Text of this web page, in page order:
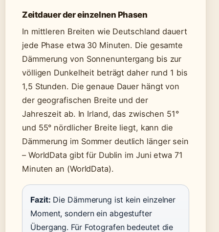
Zeitdauer der einzelnen Phasen
In mittleren Breiten wie Deutschland dauert
jede Phase etwa 30 Minuten. Die gesamte
Dämmerung von Sonnenuntergang bis zur
völligen Dunkelheit beträgt daher rund 1 bis
1,5 Stunden. Die genaue Dauer hängt von
der geografischen Breite und der
Jahreszeit ab. In Irland, das zwischen 51°
und 55° nördlicher Breite liegt, kann die
Dämmerung im Sommer deutlich länger sein
– WorldData gibt für Dublin im Juni etwa 71
Minuten an (WorldData).
Fazit: Die Dämmerung ist kein einzelner
Moment, sondern ein abgestufter
Übergang. Für Fotografen bedeutet die